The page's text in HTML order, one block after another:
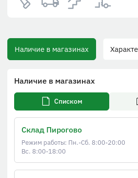
Наличие в магазинах
Наличие в магазинах
Списком
Склад Пирогово
Режим работы: Пн.-Сб. 8:00-20:00
Вс. 8:00-18:00